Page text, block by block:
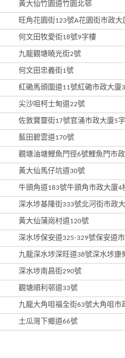
黃大仙竹園道竹園北邨
旺角花園街123號A花園街市政大
何文田牧愛街18號9字樓
九龍觀塘曉光街2號
何文田忠義街1號
紅磡馬頭圍道11號紅磡市政大廈
尖沙咀柯士甸道22號
佐敦寶靈街17號官涌市政大廈5
藍田碧雲道170號
觀塘油塘鯉魚門徑6號鯉魚門市
黃大仙馬仔坑道30號
牛頭角道183號牛頭角市政大廈4
深水埗基隆街333號北河街市政
黃大仙蒲崗村道120號
深水埗保安道325-329號保安道
九龍深水埗深旺道38號深水埗康
深水埗南昌街290號
觀塘順利邨道33號
九龍大角咀褔全街63號大角咀市
土瓜灣下鄉道66號